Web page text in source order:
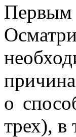
Первым
о
трех), в